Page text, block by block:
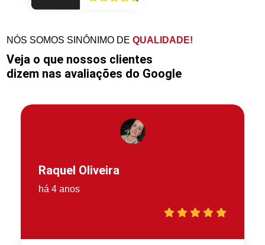
NÓS SOMOS SINÔNIMO DEQUALIDADE!
Veja o que nossos clientes
dizem nas avaliações do Google
Raquel Oliveira
há 4 anos